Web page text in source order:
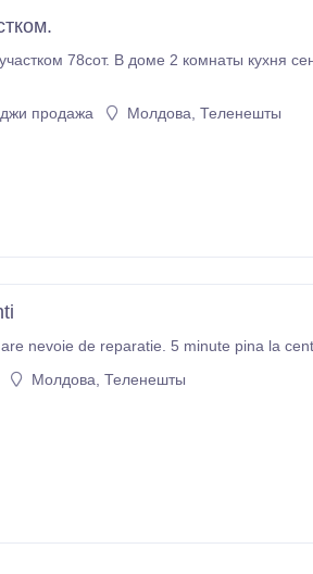
продажа Молдова, Теленешты
nevoie de reparatie. 5 minute pina la
Молдова, Теленешты